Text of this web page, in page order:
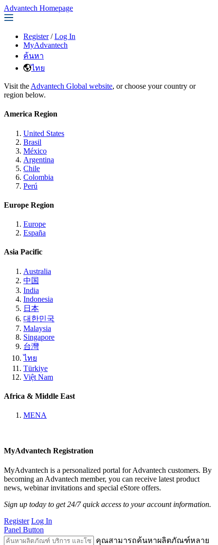
Advantech Homepage
Register / Log In
MyAdvantech
ค้นหา
ไทย
Visit the Advantech Global website, or choose your country or
region below.
America Region
United States
Brasil
México
Argentina
Chile
Colombia
Perú
Europe Region
Europe
España
Asia Pacific
Australia
中国
India
Indonesia
日本
대한민국
Malaysia
Singapore
台灣
ไทย
Türkiye
Việt Nam
Africa & Middle East
MENA
MyAdvantech Registration
MyAdvantech is a personalized portal for Advantech customers. By
becoming an Advantech member, you can receive latest product
news, webinar invitations and special eStore offers.
Sign up today to get 24/7 quick access to your account information.
Register Log In
Panel Button
คุณสามารถค้นหาผลิตภัณฑ์หลาย